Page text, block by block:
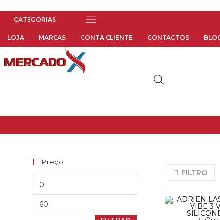
Menu
LOJA MARCAS CONTA CLIENTE CONTACTOS
FILTRO
Preço
Preço
Preço